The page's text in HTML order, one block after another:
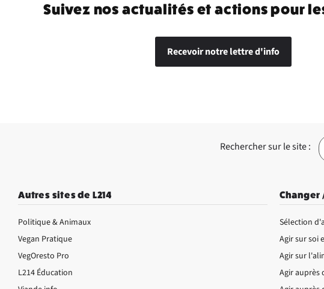
Suivez nos actualités et actions pour
Recevoir notre lettre d'info
Rechercher sur le site :
Autres sites de L214
Politique & Animaux
Vegan Pratique
VegOresto Pro
L214 Éducation
Changer
Sélection
Agir sur soi
Agir sur
Agir auprès